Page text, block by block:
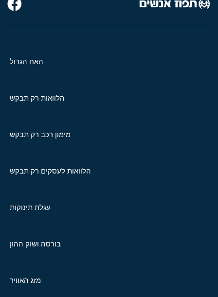
האח הגדול
הלוואות רק תבקש
מימון רכב רק תבקש
הלוואות לעסקים רק תבקש
עגלת תינוקות
בורסה ושוק ההון
מזג האוויר